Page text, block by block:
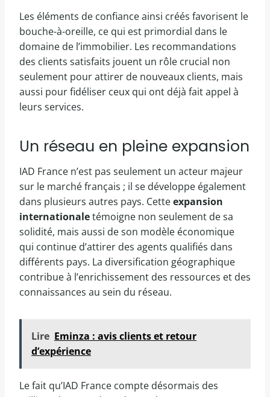
Les éléments de confiance ainsi créés favorisent le
bouche-à-oreille, ce qui est primordial dans le
domaine de l’immobilier. Les recommandations
des clients satisfaits jouent un rôle crucial non
seulement pour attirer de nouveaux clients, mais
aussi pour fidéliser ceux qui ont déjà fait appel à
leurs services.
Un réseau en pleine expansion
IAD France n’est pas seulement un acteur majeur
sur le marché français ; il se développe également
dans plusieurs autres pays. Cetteexpansion
internationaletémoigne non seulement de sa
solidité, mais aussi de son modèle économique
qui continue d’attirer des agents qualifiés dans
différents pays. La diversification géographique
contribue à l’enrichissement des ressources et des
connaissances au sein du réseau.
Lire Eminza : avis clients et retour
d’expérience
Le fait qu’IAD France compte désormais des